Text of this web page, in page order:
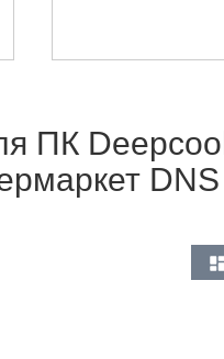
ПК
DNS
